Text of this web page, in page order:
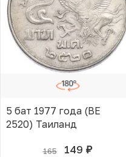
5 бат 1977 года (BE
2520) Таиланд
165 149 руб.
В КОРЗИНЕ